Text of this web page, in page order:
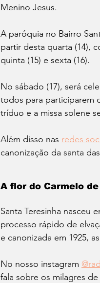
Menino Jesus.
A paróquia no Bairro
partir desta quarta (14),
quinta (15) e sexta (16).
No sábado (17), será
todos para participarem
tríduo e a missa solene
Além disso nas redes
canonização da santa
A flor do Carmelo
Santa Teresinha nasceu
processo rápido de
e canonizada em 1925,
No nosso instagram
fala sobre os milagres de